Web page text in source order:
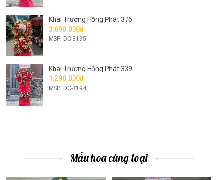
Khai Trương Hồng Phát 376
3.690.000đ
MSP: DC-3195
Khai Trương Hồng Phát 339
1.290.000đ
MSP: DC-3194
Mẫu hoa cùng loại